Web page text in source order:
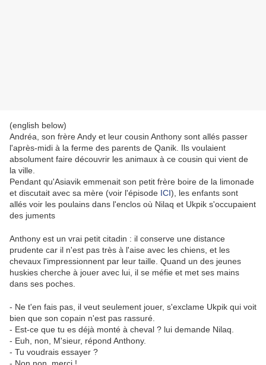
(english below)
Andréa, son frère Andy et leur cousin Anthony sont allés passer
l'après-midi à la ferme des parents de Qanik. Ils voulaient
absolument faire découvrir les animaux à ce cousin qui vient de
la ville.
Pendant qu'Asiavik emmenait son petit frère boire de la limonade
et discutait avec sa mère (voir l'épisode ICI), les enfants sont
allés voir les poulains dans l'enclos où Nilaq et Ukpik s'occupaient
des juments
Anthony est un vrai petit citadin : il conserve une distance
prudente car il n'est pas très à l'aise avec les chiens, et les
chevaux l'impressionnent par leur taille. Quand un des jeunes
huskies cherche à jouer avec lui, il se méfie et met ses mains
dans ses poches.
- Ne t'en fais pas, il veut seulement jouer, s'exclame Ukpik qui voit
bien que son copain n'est pas rassuré.
- Est-ce que tu es déjà monté à cheval ? lui demande Nilaq.
- Euh, non, M'sieur, répond Anthony.
- Tu voudrais essayer ?